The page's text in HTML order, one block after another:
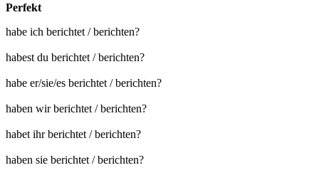
Perfekt
habe ich berichtet / berichten?
habest du berichtet / berichten?
habe er/sie/es berichtet / berichten?
haben wir berichtet / berichten?
habet ihr berichtet / berichten?
haben sie berichtet / berichten?